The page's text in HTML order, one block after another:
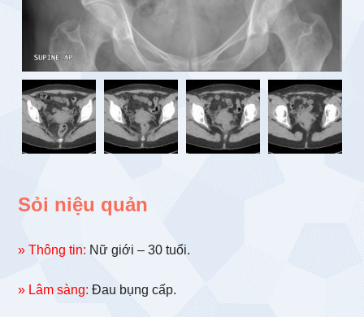
Sỏi niệu quản
» Thông tin: Nữ giới – 30 tuổi.
» Lâm sàng: Đau bụng cấp.